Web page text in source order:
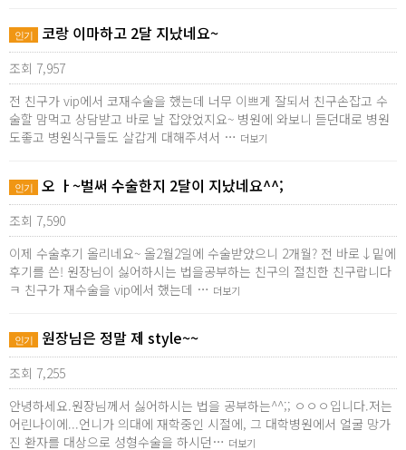
인기 코랑 이마하고 2달 지났네요~
조회 7,957
전 친구가 vip에서 코재수술을 했는데 너무 이쁘게 잘되서 친구손잡고 수
술할 맘먹고 상담받고 바로 날 잡았었지요~ 병원에 와보니 듣던대로 병원
도좋고 병원식구들도 살갑게 대해주셔서 … 더보기
인기 오 ㅏ~벌써 수술한지 2달이 지났네요^^;
조회 7,590
이제 수술후기 올리네요~ 올2월2일에 수술받았으니 2개월? 전 바로↓밑에
후기를 쓴! 원장님이 싫어하시는 법을공부하는 친구의 절친한 친구랍니다
ㅋ 친구가 재수술을 vip에서 했는데 … 더보기
인기 원장님은 정말 제 style~~
조회 7,255
안녕하세요.원장님께서 싫어하시는 법을 공부하는^^;; ㅇㅇㅇ입니다.저는
어린나이에...언니가 의대에 재학중인 시절에, 그 대학병원에서 얼굴 망가
진 환자를 대상으로 성형수술을 하시던… 더보기